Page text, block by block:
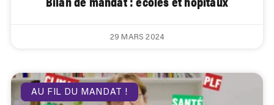
29 MARS 2024
AU FIL DU MANDAT !